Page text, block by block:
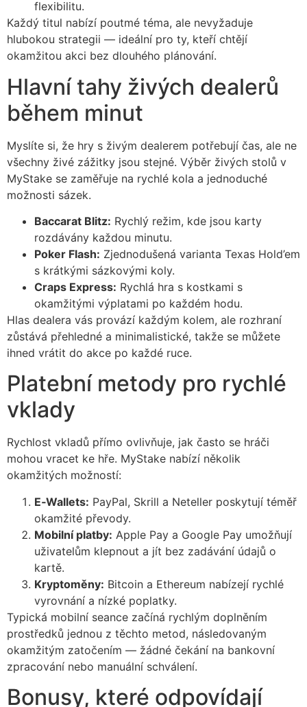
flexibilitu.
Každý titul nabízí poutmé téma, ale nevyžaduje
hlubokou strategii — ideální pro ty, kteří chtějí
okamžitou akci bez dlouhého plánování.
Hlavní tahy živých dealerů
během minut
Myslíte si, že hry s živým dealerem potřebují čas, ale ne
všechny živé zážitky jsou stejné. Výběr živých stolů v
MyStake se zaměřuje na rychlé kola a jednoduché
možnosti sázek.
Baccarat Blitz: Rychlý režim, kde jsou karty
rozdávány každou minutu.
Poker Flash: Zjednodušená varianta Texas Hold’em
s krátkými sázkovými koly.
Craps Express: Rychlá hra s kostkami s
okamžitými výplatami po každém hodu.
Hlas dealera vás provází každým kolem, ale rozhraní
zůstává přehledné a minimalistické, takže se můžete
ihned vrátit do akce po každé ruce.
Platební metody pro rychlé
vklady
Rychlost vkladů přímo ovlivňuje, jak často se hráči
mohou vracet ke hře. MyStake nabízí několik
okamžitých možností:
E‑Wallets: PayPal, Skrill a Neteller poskytují téměř
okamžité převody.
Mobilní platby: Apple Pay a Google Pay umožňují
uživatelům klepnout a jít bez zadávání údajů o
kartě.
Kryptoměny: Bitcoin a Ethereum nabízejí rychlé
vyrovnání a nízké poplatky.
Typická mobilní seance začíná rychlým doplněním
prostředků jednou z těchto metod, následovaným
okamžitým zatočením — žádné čekání na bankovní
zpracování nebo manuální schválení.
Bonusy, které odpovídají